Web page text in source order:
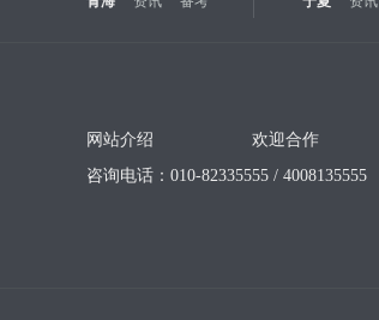
网站介绍 欢迎合作
咨询电话：010-82335555 / 4008135555